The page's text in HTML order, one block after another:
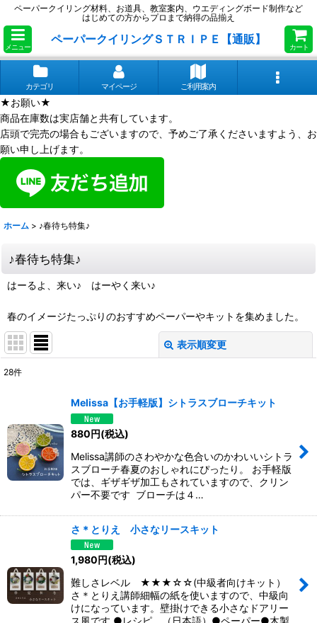
ペーパークイリング材料、お道具、教室案内、ウエディングボード制作など
はじめての方からプロまで納得の品揃え
メニュー
ペーパークイリングＳＴＲＩＰＥ【通販】
カート
カテゴリ マイページ ご利用案内
★お願い★
商品在庫数は実店舗と共有しています。
店頭で完売の場合もございますので、予めご了承くださいますよう、お
願い申し上げます。
ホーム > ♪春待ち特集♪
♪春待ち特集♪
はーるよ、来い♪ はーやく来い♪
春のイメージたっぷりのおすすめペーパーやキットを集めました。
表示順変更
並び順:
絞り込む
28件
Melissa【お手軽版】シトラスブローチキット
880円(税込)
Melissa講師のさわやかな色合いのかわいいシトラ
スブローチ春夏のおしゃれにぴったり。 お手軽版
では、ギザギザ加工もされていますので、クリン
パー不要です ブローチは４…
さ＊とりえ 小さなリースキット
1,980円(税込)
難しさレベル ★★★☆☆(中級者向けキット）
さ＊とりえ講師細幅の紙を使いますので、中級向
けになっています。壁掛けできる小さなドアリー